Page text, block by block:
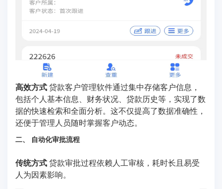
高效方式贷款客户管理软件通过集中存储客户信息，
包括个人基本信息、财务状况、贷款历史等，实现了数
据的快速检索和全面分析。这不仅提高了数据准确性，
还便于管理人员随时掌握客户动态。
二、 自动化审批流程
传统方式贷款审批过程依赖人工审核，耗时长且易受
人为因素影响。